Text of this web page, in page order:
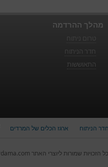
מהלך ההרדמה
חדר הניתוח
התאוששות
חדר הניתוח ארגז הכלים של המרדים
כל הזכויות שמורות ליוצרי האתר www.hardama.com